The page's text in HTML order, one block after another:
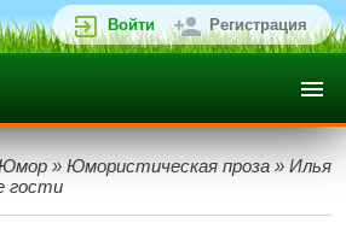
Войти Регистрация
» Юмористическая проза » Илья
гости